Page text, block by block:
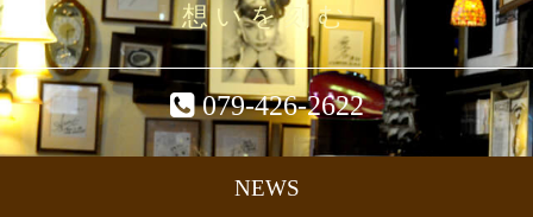
想いを刻む
079-426-2622
NEWS